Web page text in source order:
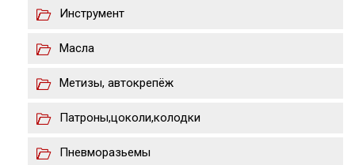
Инструмент
Масла
Метизы, автокрепёж
Патроны,цоколи,колодки
Пневморазьемы